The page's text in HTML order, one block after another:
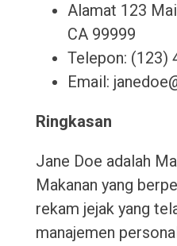
Alamat 123
CA 99999
Telepon: (123)
Email:
Ringkasan
Jane Doe adalah
Makanan yang
rekam jejak yang
manajemen